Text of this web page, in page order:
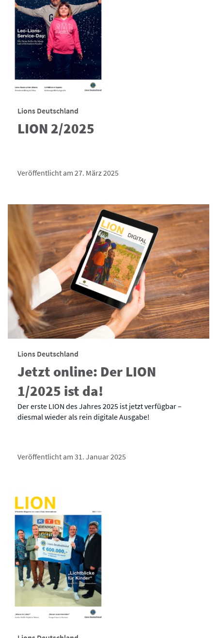
Lions Deutschland
LION 2/2025
Veröffentlicht am 27. März 2025
Lions Deutschland
Jetzt online: Der LION
1/2025 ist da!
Der erste LION des Jahres 2025 ist jetzt verfügbar –
diesmal wieder als rein digitale Ausgabe!
Veröffentlicht am 31. Januar 2025